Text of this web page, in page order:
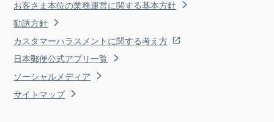
お客さま本位の業務運営に関する基本方針
勧誘方針
カスタマーハラスメントに関する考え方
日本郵便公式アプリ一覧
ソーシャルメディア
サイトマップ